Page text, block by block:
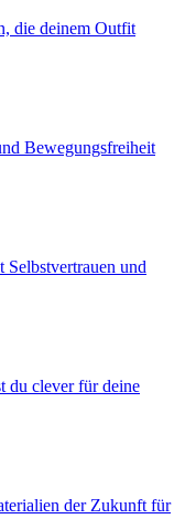
die deinem Outfit
Bewegungsfreiheit
und
du clever für deine
der Zukunft für